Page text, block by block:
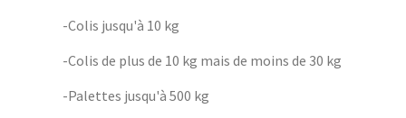
-Colis jusqu'à 10 kg
-Colis de plus de 10 kg mais de moins de 30 kg
-Palettes jusqu'à 500 kg